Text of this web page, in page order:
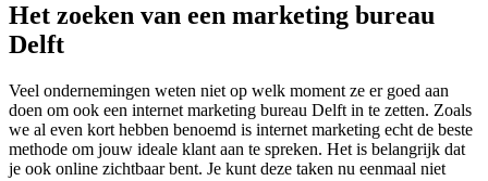
Het zoeken van een marketing bureau
Delft
Veel ondernemingen weten niet op welk moment ze er goed aan
doen om ook een internet marketing bureau Delft in te zetten. Zoals
we al even kort hebben benoemd is internet marketing echt de beste
methode om jouw ideale klant aan te spreken. Het is belangrijk dat
je ook online zichtbaar bent. Je kunt deze taken nu eenmaal niet